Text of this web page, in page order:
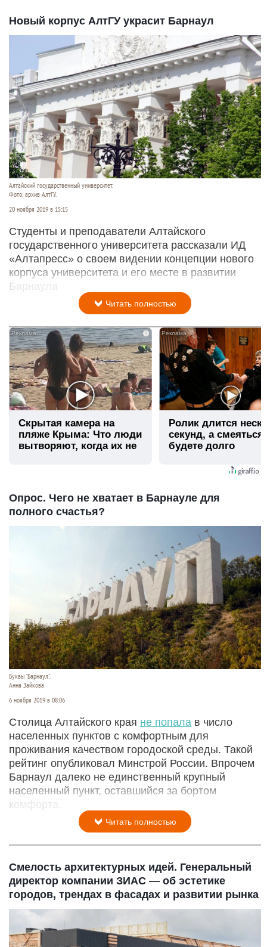
Новый корпус АлтГУ украсит Барнаул
Алтайский государственный университет.
Фото: архив АлтГУ.
20 ноября 2019 в 15:15
Студенты и преподаватели Алтайского
государственного университета рассказали ИД
«Алтапресс» о своем видении концепции нового
корпуса университета и его месте в развитии
Барнаула
Читать полностью
i
Скрытая камера на
пляже Крыма: Что люди
вытворяют, когда их не
Ролик длится
секунд, а
будете долго
Опрос. Чего не хватает в Барнауле для
полного счастья?
Буквы "Барнаул".
Анна Зайкова
6 ноября 2019 в 08:06
Столица Алтайского края не попала в число
населенных пунктов с комфортным для
проживания качеством городоской среды. Такой
рейтинг опубликовал Минстрой России. Впрочем
Барнаул далеко не единственный крупный
населенный пункт, оставшийся за бортом
комфорта.
Читать полностью
Смелость архитектурных идей. Генеральный
директор компании ЗИАС — об эстетике
городов, трендах в фасадах и развитии рынка